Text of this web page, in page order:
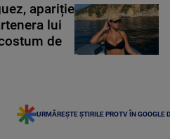
apariție
lui
de
URMĂREȘTE ȘTIRILE PROTV ÎN GOOGLE